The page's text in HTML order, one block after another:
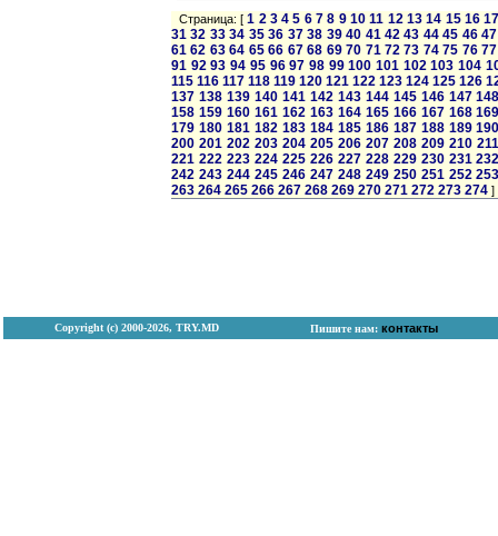
Страница: [1 2 3 4 5 6 7 8 9 10 11 12 13 14 15 16
31 32 33 34 35 36 37 38 39 40 41 42 43 44 45 46 47
61 62 63 64 65 66 67 68 69 70 71 72 73 74 75 76 77
91 92 93 94 95 96 97 98 99 100 101 102 103 104
115 116 117 118 119 120 121 122 123 124 125 126
137 138 139 140 141 142 143 144 145 146 147
158 159 160 161 162 163 164 165 166 167 168
179 180 181 182 183 184 185 186 187 188 189
200 201 202 203 204 205 206 207 208 209 210 211
221 222 223 224 225 226 227 228 229 230 231
242 243 244 245 246 247 248 249 250 251 252
263 264 265 266 267 268 269 270 271 272 273 274 ]
Copyright (с) 2000-2026, TRY.MD Пишите нам: контакты